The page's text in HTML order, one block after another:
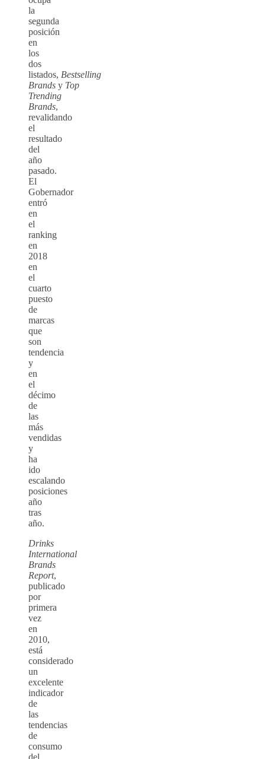
la
segunda
posición
en
los
dos
listados, Bestselling
Brands y Top
Trending
Brands,
revalidando
el
resultado
del
año
pasado.
El
Gobernador
entró
en
el
ranking
en
2018
en
el
cuarto
puesto
de
marcas
que
son
tendencia
y
en
el
décimo
de
las
más
vendidas
y
ha
ido
escalando
posiciones
año
tras
año.
Drinks
International
Brands
Report,
publicado
por
primera
vez
en
2010,
está
considerado
un
excelente
indicador
de
las
tendencias
de
consumo